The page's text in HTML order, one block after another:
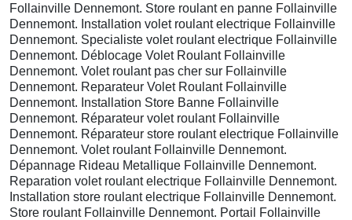
Follainville Dennemont. Store roulant en panne Follainville
Dennemont. Installation volet roulant electrique Follainville
Dennemont. Specialiste volet roulant electrique Follainville
Dennemont. Déblocage Volet Roulant Follainville
Dennemont. Volet roulant pas cher sur Follainville
Dennemont. Reparateur Volet Roulant Follainville
Dennemont. Installation Store Banne Follainville
Dennemont. Réparateur volet roulant Follainville
Dennemont. Réparateur store roulant electrique Follainville
Dennemont. Volet roulant Follainville Dennemont.
Dépannage Rideau Metallique Follainville Dennemont.
Reparation volet roulant electrique Follainville Dennemont.
Installation store roulant electrique Follainville Dennemont.
Store roulant Follainville Dennemont. Portail Follainville